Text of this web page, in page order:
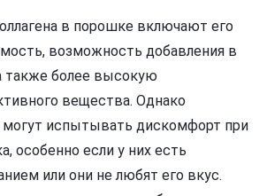
в порошке включают его
возможность добавления в
также более высокую
вещества. Однако
испытывать дискомфорт при
особенно если у них есть
или они не любят его вкус.